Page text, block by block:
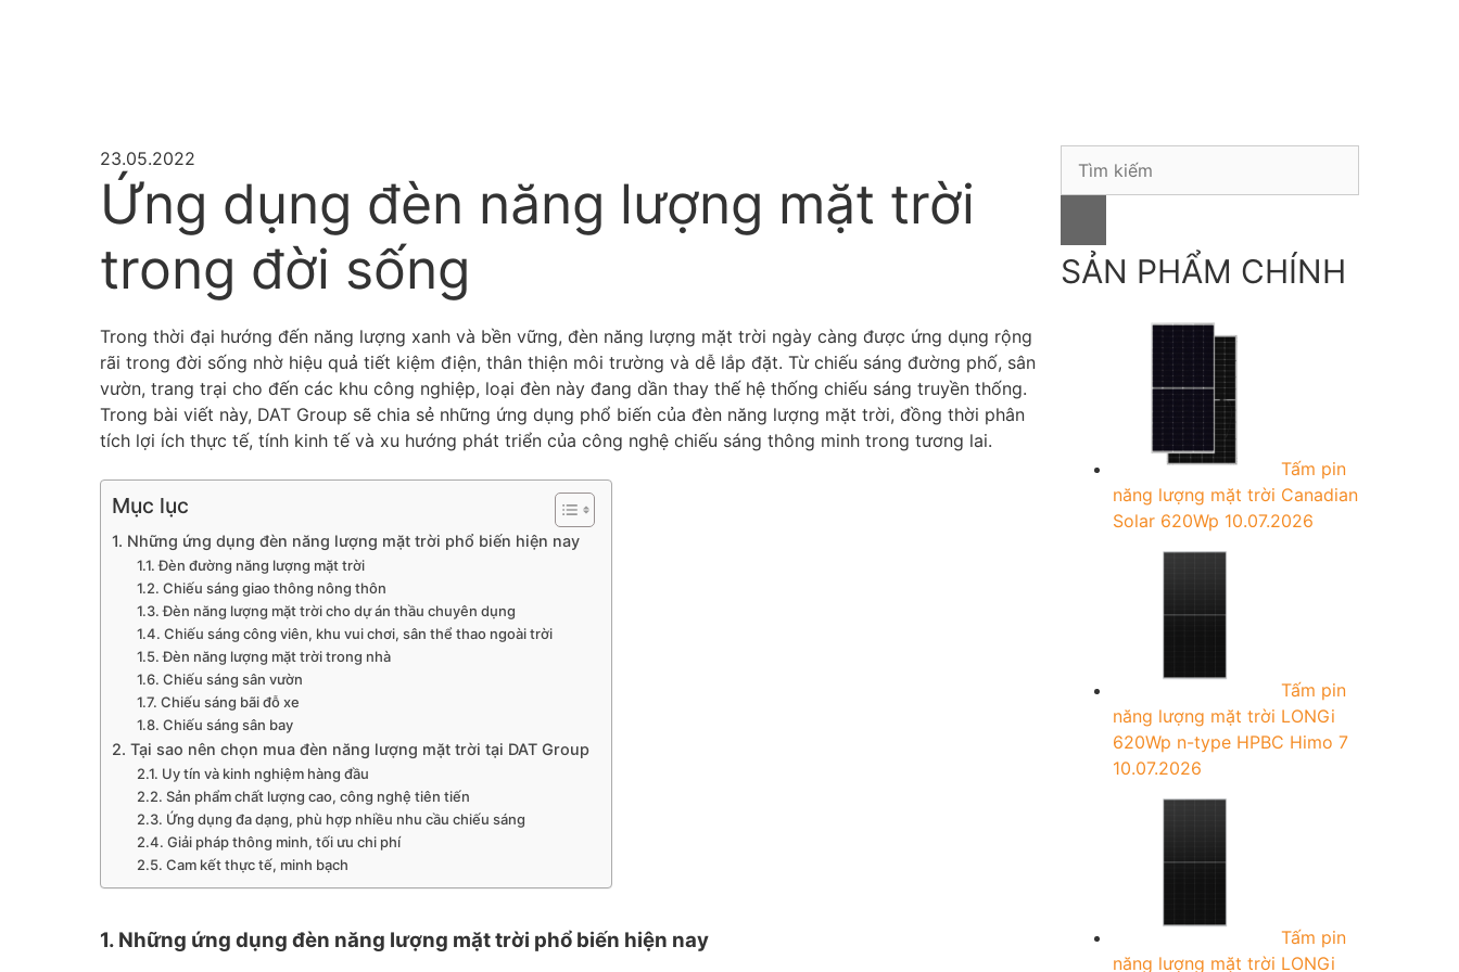
23.05.2022
Ứng dụng đèn năng lượng mặt trời
trong đời sống
Trong thời đại hướng đến năng lượng xanh và bền vững, đèn năng lượng mặt trời ngày càng được ứng dụng rộng
rãi trong đời sống nhờ hiệu quả tiết kiệm điện, thân thiện môi trường và dễ lắp đặt. Từ chiếu sáng đường phố, sân
vườn, trang trại cho đến các khu công nghiệp, loại đèn này đang dần thay thế hệ thống chiếu sáng truyền thống.
Trong bài viết này, DAT Group sẽ chia sẻ những ứng dụng phổ biến của đèn năng lượng mặt trời, đồng thời phân
tích lợi ích thực tế, tính kinh tế và xu hướng phát triển của công nghệ chiếu sáng thông minh trong tương lai.
Mục lục
1. Những ứng dụng đèn năng lượng mặt trời phổ biến hiện nay
1.1. Đèn đường năng lượng mặt trời
1.2. Chiếu sáng giao thông nông thôn
1.3. Đèn năng lượng mặt trời cho dự án thầu chuyên dụng
1.4. Chiếu sáng công viên, khu vui chơi, sân thể thao ngoài trời
1.5. Đèn năng lượng mặt trời trong nhà
1.6. Chiếu sáng sân vườn
1.7. Chiếu sáng bãi đỗ xe
1.8. Chiếu sáng sân bay
2. Tại sao nên chọn mua đèn năng lượng mặt trời tại DAT Group
2.1. Uy tín và kinh nghiệm hàng đầu
2.2. Sản phẩm chất lượng cao, công nghệ tiên tiến
2.3. Ứng dụng đa dạng, phù hợp nhiều nhu cầu chiếu sáng
2.4. Giải pháp thông minh, tối ưu chi phí
2.5. Cam kết thực tế, minh bạch
1. Những ứng dụng đèn năng lượng mặt trời phổ biến hiện nay
c
h
SẢN PHẨM CHÍNH
Tấm pin
năng lượng mặt trời Canadian
Solar 620Wp 10.07.2026
Tấm pin
năng lượng mặt trời LONGi
620Wp n-type HPBC Himo 7
10.07.2026
Tấm pin
năng lượng mặt trời LONGi